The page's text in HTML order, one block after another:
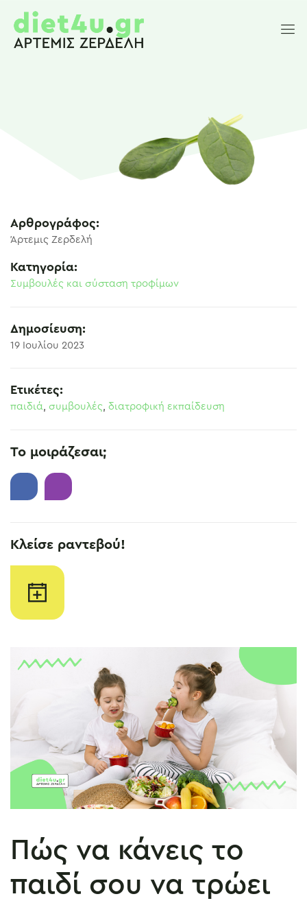
Αρθρογράφος:
Άρτεμις Ζερδελή
Κατηγορία:
Συμβουλές και σύσταση τροφίμων
Δημοσίευση:
19 Ιουλίου 2023
Ετικέτες:
παιδιά, συμβουλές, διατροφική εκπαίδευση
Το μοιράζεσαι;
Κλείσε ραντεβού!
Πώς να κάνεις το
παιδί σου να τρώει